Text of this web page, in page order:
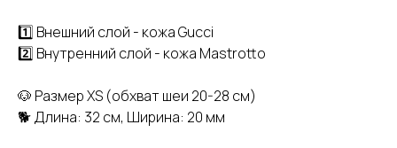
1️⃣ Внешний слой - кожа Gucci
2️⃣ Внутренний слой - кожа Mastrotto
🐶 Размер XS (обхват шеи 20-28 см)
🐕 Длина: 32 см, Ширина: 20 мм